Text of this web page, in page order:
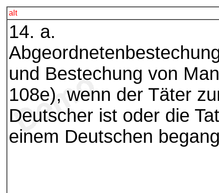
alt
14. a.
und Bestechung von
108e), wenn der Täter
Deutscher ist oder die
einem Deutschen